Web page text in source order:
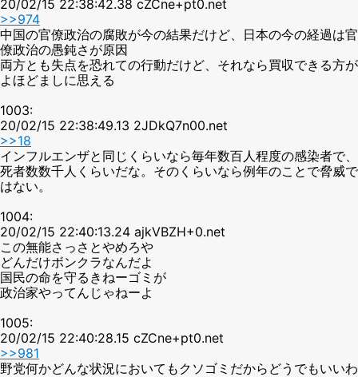
20/02/15 22:38:42.38 cZCne+pt0.net
>>974
中国の官僚政治の腐敗が今の結果だけど、日本の今の経過は官
僚政治の愚鈍さが原因
両方とも失点を恐れての行動だけど、それなら買収できる方が
よほどましに思える
1003:
20/02/15 22:38:49.13 2JDkQ7n00.net
>>18
インフルエンザと同じくらいなら毎年数百人程度の感染者で、
死者数数千人くらいだな。そのくらいなら例年のことで脅威で
はない。
1004:
20/02/15 22:40:13.24 ajkVBZH+0.net
この無能さっさとやめろや
どんだけボンクラなんだよ
国民の命を守るきねーゴミが
政治家やってんじゃねーよ
1005:
20/02/15 22:40:28.15 cZCne+pt0.net
>>981
野党何かどんな状況においてもクソゴミだからどうでもいいわ